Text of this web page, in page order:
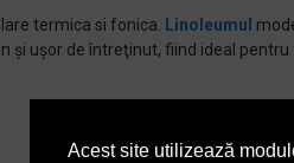
Acest site utilizează
termica si fonica. Linoleumul
uşor de întreţinut, fiind ideal